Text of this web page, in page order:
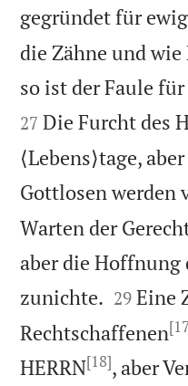
gegründet für ewig
die Zähne und
so ist der Faule
27 Die Furcht des
⟨Lebens⟩tage,
Gottlosen werden
Warten der
aber die
zunichte. 

29 Eine
Rechtschaffenen
HERRN[18], aber